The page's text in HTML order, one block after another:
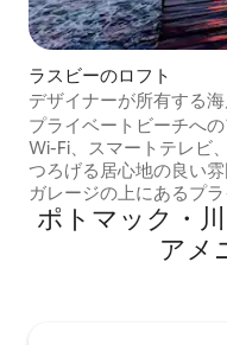
ラスビーのロフト
デザイナーが所有する
のようなリトリート
プライベートビーチへ
Wi-Fi、スマートテレビ
つろげる居心地の良い雰
ガレージの上にあるプ
家のようなアパートメ
ださい。専用の入り口
由に出入りしてください！ 注：ピー
ポトマック・
アメ